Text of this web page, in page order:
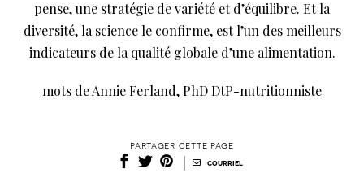
pense, une stratégie de variété et d’équilibre. Et la
diversité, la science le confirme, est l’un des meilleurs
indicateurs de la qualité globale d’une alimentation.
mots de Annie Ferland, PhD DtP-nutritionniste
partager cette page
courriel